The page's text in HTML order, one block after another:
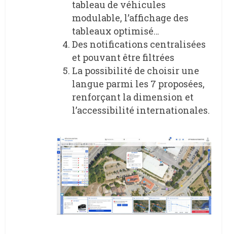
tableau de véhicules
modulable, l’affichage des
tableaux optimisé…
Des notifications centralisées
et pouvant être filtrées
La possibilité de choisir une
langue parmi les 7 proposées,
renforçant la dimension et
l’accessibilité internationales.